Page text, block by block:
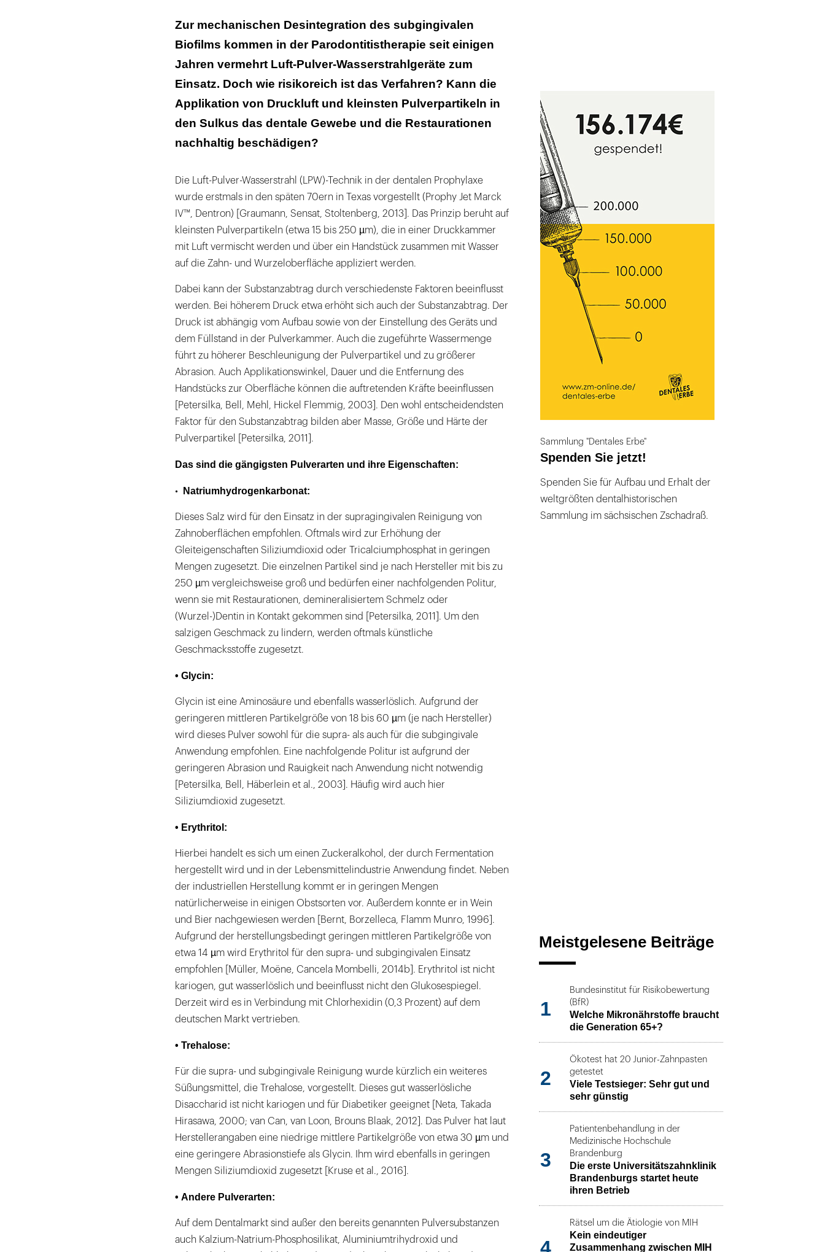
Effektivität
Patientenakzeptanz
Risiken, Hygiene und Kontraindikation
Dentin- und Wurzelschäden
Allergien und Unverträglichkeiten
Emphyseme
Technische Probleme
Fazit
Zur mechanischen Desintegration des subgingivalen
Biofilms kommen in der Parodontitistherapie seit einigen
Jahren vermehrt Luft-Pulver-Wasserstrahlgeräte zum
Einsatz. Doch wie risikoreich ist das Verfahren? Kann die
Applikation von Druckluft und kleinsten Pulverpartikeln in
den Sulkus das dentale Gewebe und die Restaurationen
nachhaltig beschädigen?
Die Luft-Pulver-Wasserstrahl (LPW)-Technik in der dentalen Prophylaxe
wurde erstmals in den späten 70ern in Texas vorgestellt (Prophy Jet Marck
IV™, Dentron) [Graumann, Sensat, Stoltenberg, 2013]. Das Prinzip beruht auf
kleinsten Pulverpartikeln (etwa 15 bis 250 µm), die in einer Druckkammer
mit Luft vermischt werden und über ein Handstück zusammen mit Wasser
auf die Zahn- und Wurzeloberfläche appliziert werden.
Dabei kann der Substanzabtrag durch verschiedenste Faktoren beeinflusst
werden. Bei höherem Druck etwa erhöht sich auch der Substanzabtrag. Der
Druck ist abhängig vom Aufbau sowie von der Einstellung des Geräts und
dem Füllstand in der Pulverkammer. Auch die zugeführte Wassermenge
führt zu höherer Beschleunigung der Pulverpartikel und zu größerer
Abrasion. Auch Applikationswinkel, Dauer und die Entfernung des
Handstücks zur Oberfläche können die auftretenden Kräfte beeinflussen
[Petersilka, Bell, Mehl, Hickel Flemmig, 2003]. Den wohl entscheidendsten
Faktor für den Substanzabtrag bilden aber Masse, Größe und Härte der
Pulverpartikel [Petersilka, 2011].
Das sind die gängigsten Pulverarten und ihre Eigenschaften:
• Natriumhydrogenkarbonat:
Dieses Salz wird für den Einsatz in der supragingivalen Reinigung von
Zahnoberflächen empfohlen. Oftmals wird zur Erhöhung der
Gleiteigenschaften Siliziumdioxid oder Tricalciumphosphat in geringen
Mengen zugesetzt. Die einzelnen Partikel sind je nach Hersteller mit bis zu
250 µm vergleichsweise groß und bedürfen einer nachfolgenden Politur,
wenn sie mit Restaurationen, demineralisiertem Schmelz oder
(Wurzel-)Dentin in Kontakt gekommen sind [Petersilka, 2011]. Um den
salzigen Geschmack zu lindern, werden oftmals künstliche
Geschmacksstoffe zugesetzt.
• Glycin:
Glycin ist eine Aminosäure und ebenfalls wasserlöslich. Aufgrund der
geringeren mittleren Partikelgröße von 18 bis 60 µm (je nach Hersteller)
wird dieses Pulver sowohl für die supra- als auch für die subgingivale
Anwendung empfohlen. Eine nachfolgende Politur ist aufgrund der
geringeren Abrasion und Rauigkeit nach Anwendung nicht notwendig
[Petersilka, Bell, Häberlein et al., 2003]. Häufig wird auch hier
Siliziumdioxid zugesetzt.
• Erythritol:
Hierbei handelt es sich um einen Zuckeralkohol, der durch Fermentation
hergestellt wird und in der Lebensmittelindustrie Anwendung findet. Neben
der industriellen Herstellung kommt er in geringen Mengen
natürlicherweise in einigen Obstsorten vor. Außerdem konnte er in Wein
und Bier nachgewiesen werden [Bernt, Borzelleca, Flamm Munro, 1996].
Aufgrund der herstellungsbedingt geringen mittleren Partikelgröße von
etwa 14 µm wird Erythritol für den supra- und subgingivalen Einsatz
empfohlen [Müller, Moëne, Cancela Mombelli, 2014b]. Erythritol ist nicht
kariogen, gut wasserlöslich und beeinflusst nicht den Glukosespiegel.
Derzeit wird es in Verbindung mit Chlorhexidin (0,3 Prozent) auf dem
deutschen Markt vertrieben.
• Trehalose:
Für die supra- und subgingivale Reinigung wurde kürzlich ein weiteres
Süßungsmittel, die Trehalose, vorgestellt. Dieses gut wasserlösliche
Disaccharid ist nicht kariogen und für Diabetiker geeignet [Neta, Takada
Hirasawa, 2000; van Can, van Loon, Brouns Blaak, 2012]. Das Pulver hat laut
Herstellerangaben eine niedrige mittlere Partikelgröße von etwa 30 µm und
eine geringere Abrasionstiefe als Glycin. Ihm wird ebenfalls in geringen
Mengen Siliziumdioxid zugesetzt [Kruse et al., 2016].
• Andere Pulverarten:
Auf dem Dentalmarkt sind außer den bereits genannten Pulversubstanzen
auch Kalzium-Natrium-Phosphosilikat, Aluminiumtrihydroxid und
Sammlung "Dentales Erbe"
Spenden Sie jetzt!
Spenden Sie für Aufbau und Erhalt der
weltgrößten dentalhistorischen
Sammlung im sächsischen Zschadraß.
Meistgelesene Beiträge
1
Bundesinstitut für Risikobewertung
(BfR)
Welche Mikronährstoffe braucht
die Generation 65+?
2
Ökotest hat 20 Junior-Zahnpasten
getestet
Viele Testsieger: Sehr gut und
sehr günstig
3
Patientenbehandlung in der
Medizinische Hochschule
Brandenburg
Die erste Universitätszahnklinik
Brandenburgs startet heute
ihren Betrieb
4
Rätsel um die Ätiologie von MIH
Kein eindeutiger
Zusammenhang zwischen MIH